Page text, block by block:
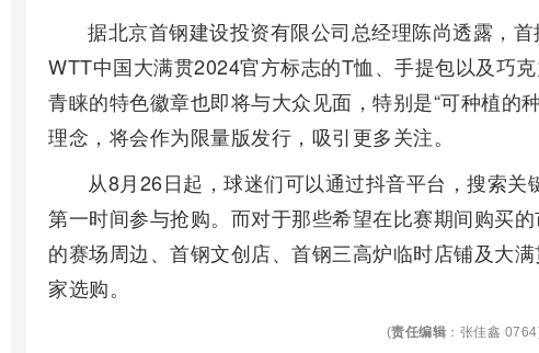
据北京首钢建设投资有限公司总经理陈尚透露，
WTT中国大满贯2024官方标志的T恤、手提包以及巧
青睐的特色徽章也即将与大众见面，特别是“可种植的
理念，将会作为限量版发行，吸引更多关注。
从8月26日起，球迷们可以通过抖音平台，搜索关
第一时间参与抢购。而对于那些希望在比赛期间购买
的赛场周边、首钢文创店、首钢三高炉临时店铺及大
家选购。
(责任编辑 ：张佳鑫